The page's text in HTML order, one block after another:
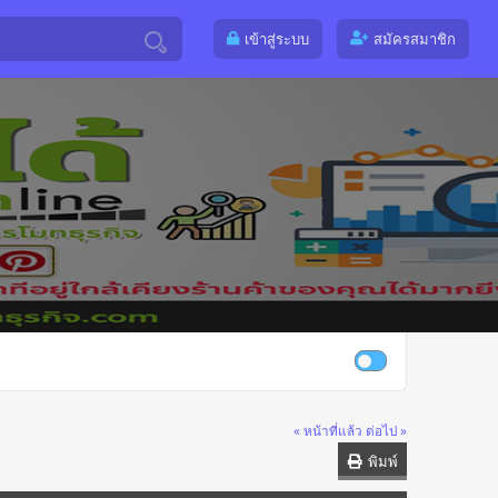
เข้าสู่ระบบ สมัครสมาชิก
« หน้าที่แล้ว ต่อไป »
พิมพ์